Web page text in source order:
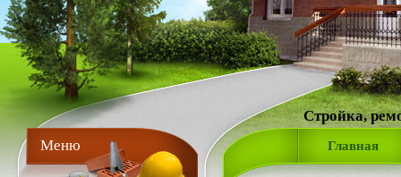
Стройка,
Главная
Меню